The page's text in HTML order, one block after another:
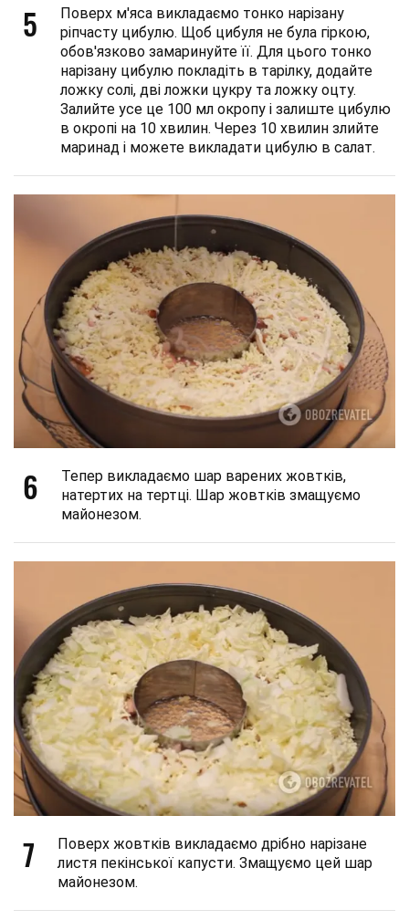
5
Поверх м'яса викладаємо тонко нарізану
ріпчасту цибулю. Щоб цибуля не була гіркою,
обов'язково замаринуйте її. Для цього тонко
нарізану цибулю покладіть в тарілку, додайте
ложку солі, дві ложки цукру та ложку оцту.
Залийте усе це 100 мл окропу і залиште цибулю
в окропі на 10 хвилин. Через 10 хвилин злийте
маринад і можете викладати цибулю в салат.
6
Тепер викладаємо шар варених жовтків,
натертих на тертці. Шар жовтків змащуємо
майонезом.
7
Поверх жовтків викладаємо дрібно нарізане
листя пекінської капусти. Змащуємо цей шар
майонезом.